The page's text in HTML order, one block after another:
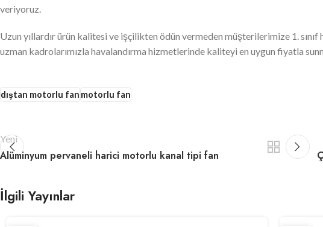
veriyoruz.
Uzun yıllardır ürün kalitesi ve işçilikten ödün vermeden müşterilerimize 1.
uzman kadrolarımızla havalandırma hizmetlerinde kaliteyi en uygun fiyatla
dıştan motorlu fanmotorlu fan
Yeni
Alüminyum pervaneli harici motorlu kanal tipi fan
İlgili Yayınlar